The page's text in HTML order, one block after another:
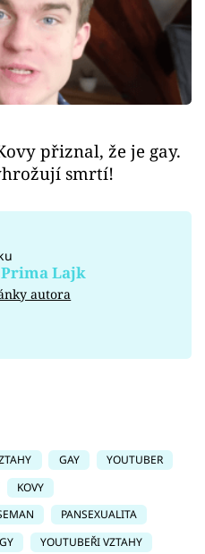
přiznal, že je gay.
smrtí!
Lajk
autora
GAY
YOUTUBER
KOVY
PANSEXUALITA
YOUTUBEŘI VZTAHY